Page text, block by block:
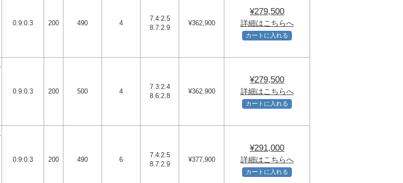
0.9:0.3 200 490 4
7.4:2.5
8.7:2.9
¥362,900
¥279,500
詳細はこちらへ
カートに入れる
0.9:0.3 200 500 4
7.3:2.4
8.6:2.8
¥362,900
¥279,500
詳細はこちらへ
カートに入れる
0.9:0.3 200 490 6
7.4:2.5
8.7:2.9
¥377,900
¥291,000
詳細はこちらへ
カートに入れる